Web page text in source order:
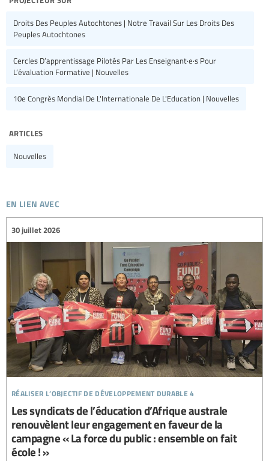
Droits Des Peuples Autochtones | Notre Travail Sur Les Droits Des
Peuples Autochtones
Cercles D’apprentissage Pilotés Par Les Enseignant·e·s Pour
L’évaluation Formative | Nouvelles
10e Congrès Mondial De L'Internationale De L'Education | Nouvelles
articles
Nouvelles
en lien avec
réaliser l’objectif de développement durable 4
30 juillet 2026
Les syndicats de l’éducation d’Afrique australe
renouvèlent leur engagement en faveur de la
campagne « La force du public : ensemble on fait
école ! »